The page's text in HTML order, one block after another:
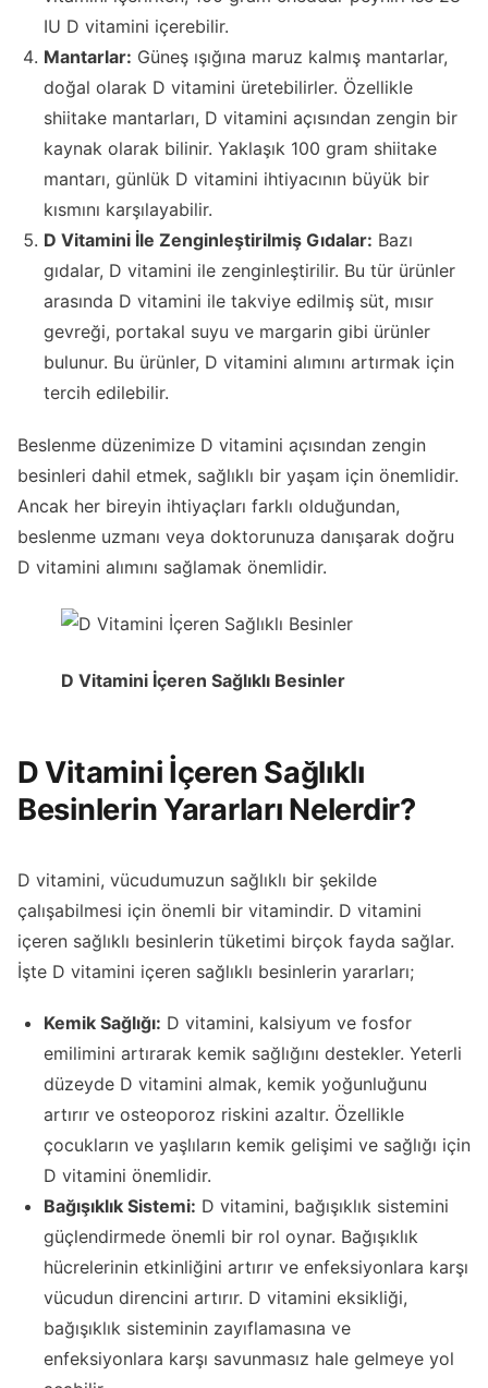
IU D vitamini içerebilir.
Mantarlar: Güneş ışığına maruz kalmış mantarlar,
doğal olarak D vitamini üretebilirler. Özellikle
shiitake mantarları, D vitamini açısından zengin bir
kaynak olarak bilinir. Yaklaşık 100 gram shiitake
mantarı, günlük D vitamini ihtiyacının büyük bir
kısmını karşılayabilir.
D Vitamini İle Zenginleştirilmiş Gıdalar: Bazı
gıdalar, D vitamini ile zenginleştirilir. Bu tür ürünler
arasında D vitamini ile takviye edilmiş süt, mısır
gevreği, portakal suyu ve margarin gibi ürünler
bulunur. Bu ürünler, D vitamini alımını artırmak için
tercih edilebilir.
Beslenme düzenimize D vitamini açısından zengin
besinleri dahil etmek, sağlıklı bir yaşam için önemlidir.
Ancak her bireyin ihtiyaçları farklı olduğundan,
beslenme uzmanı veya doktorunuza danışarak doğru
D vitamini alımını sağlamak önemlidir.
D Vitamini İçeren Sağlıklı Besinler
D Vitamini İçeren Sağlıklı
Besinlerin Yararları Nelerdir?
D vitamini, vücudumuzun sağlıklı bir şekilde
çalışabilmesi için önemli bir vitamindir. D vitamini
içeren sağlıklı besinlerin tüketimi birçok fayda sağlar.
İşte D vitamini içeren sağlıklı besinlerin yararları;
Kemik Sağlığı: D vitamini, kalsiyum ve fosfor
emilimini artırarak kemik sağlığını destekler. Yeterli
düzeyde D vitamini almak, kemik yoğunluğunu
artırır ve osteoporoz riskini azaltır. Özellikle
çocukların ve yaşlıların kemik gelişimi ve sağlığı için
D vitamini önemlidir.
Bağışıklık Sistemi: D vitamini, bağışıklık sistemini
güçlendirmede önemli bir rol oynar. Bağışıklık
hücrelerinin etkinliğini artırır ve enfeksiyonlara karşı
vücudun direncini artırır. D vitamini eksikliği,
bağışıklık sisteminin zayıflamasına ve
enfeksiyonlara karşı savunmasız hale gelmeye yol